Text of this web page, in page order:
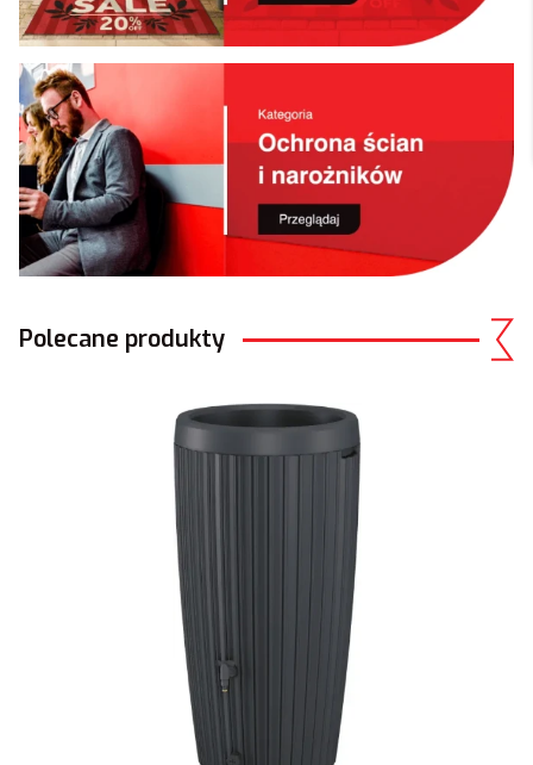
Polecane produkty